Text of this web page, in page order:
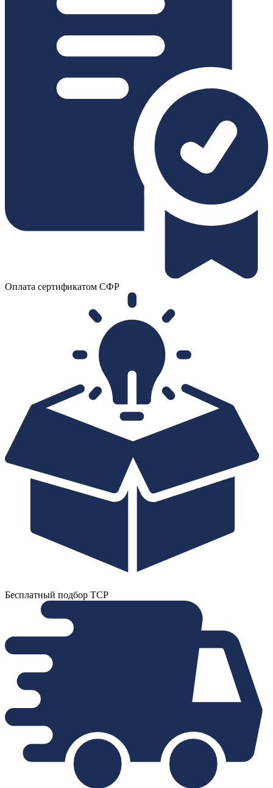
Оплата сертификатом СФР
Бесплатный подбор ТСР